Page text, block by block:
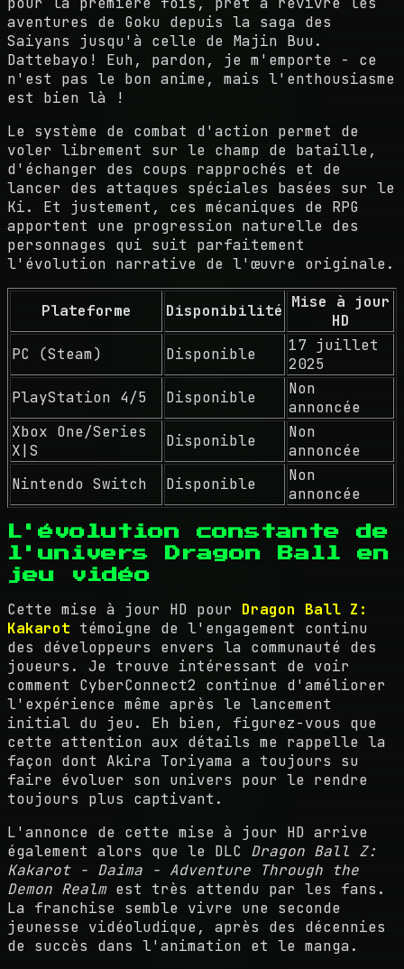
aventures de Goku depuis la saga des
Saiyans jusqu'à celle de Majin Buu.
Dattebayo! Euh, pardon, je m'emporte - ce
n'est pas le bon anime, mais l'enthousiasme
est bien là !
Le système de combat d'action permet de
voler librement sur le champ de bataille,
d'échanger des coups rapprochés et de
lancer des attaques spéciales basées sur le
Ki. Et justement, ces mécaniques de RPG
apportent une progression naturelle des
personnages qui suit parfaitement
l'évolution narrative de l'œuvre originale.
Plateforme Disponibilité Mise à jour
HD
PC (Steam)
Disponible
17 juillet
2025
PlayStation 4/5
Disponible
Non
annoncée
Xbox One/Series
X|S
Disponible
Non
annoncée
Nintendo Switch
Disponible
Non
annoncée
L'évolution constante de
l'univers Dragon Ball en
jeu vidéo
Cette mise à jour HD pour Dragon Ball Z:
Kakarot témoigne de l'engagement continu
des développeurs envers la communauté des
joueurs. Je trouve intéressant de voir
comment CyberConnect2 continue d'améliorer
l'expérience même après le lancement
initial du jeu. Eh bien, figurez-vous que
cette attention aux détails me rappelle la
façon dont Akira Toriyama a toujours su
faire évoluer son univers pour le rendre
toujours plus captivant.
L'annonce de cette mise à jour HD arrive
également alors que le DLC Dragon Ball Z:
Kakarot - Daima - Adventure Through the
Demon Realmest très attendu par les fans.
La franchise semble vivre une seconde
jeunesse vidéoludique, après des décennies
de succès dans l'animation et le manga.